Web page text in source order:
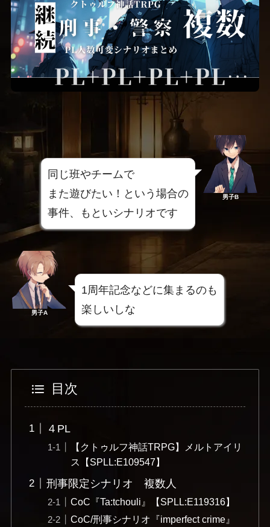
同じ班やチームで
また遊びたい！という場合の
事件、もといシナリオです
男子B
男子A
1周年記念などに集まるのも
楽しいしな
目次
４PL
【クトゥルフ神話TRPG】メルトアイリ
ス【SPLL:E109547】
刑事限定シナリオ 複数人
CoC『Ta:tchouli』【SPLL:E119316】
CoC/刑事シナリオ『imperfect crime』